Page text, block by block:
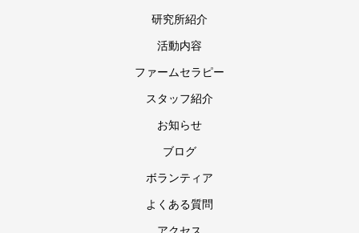
研究所紹介
活動内容
ファームセラピー
スタッフ紹介
お知らせ
ブログ
ボランティア
よくある質問